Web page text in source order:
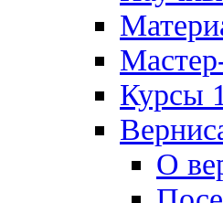
Курсы
О